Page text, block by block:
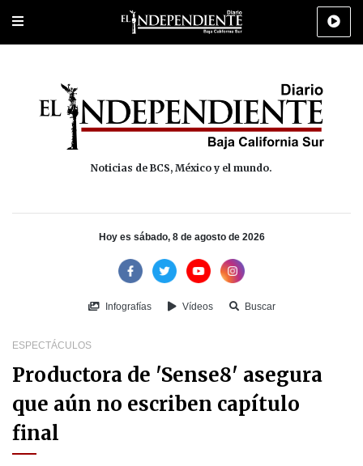
Portada Los Cabos Policiaca Deportes Cultura
Noticias de BCS, México y el mundo.
Hoy es sábado, 8 de agosto de 2026
Infografías Vídeos Buscar
ESPECTÁCULOS
Productora de 'Sense8' asegura
que aún no escriben capítulo
final